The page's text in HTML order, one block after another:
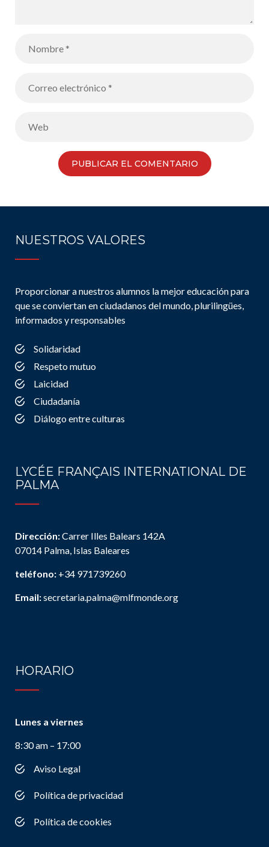
NUESTROS VALORES
Proporcionar a nuestros alumnos la mejor educación para
que se conviertan en ciudadanos del mundo, plurilingües,
informados y responsables
Solidaridad
Respeto mutuo
Laicidad
Ciudadanía
Diálogo entre culturas
LYCÉE FRANÇAIS INTERNATIONAL DE
PALMA
Dirección:Carrer Illes Balears 142A
07014 Palma, Islas Baleares
teléfono: +34 971739260
Email:secretaria.palma@mlfmonde.org
HORARIO
Lunes a viernes
8:30 am – 17:00
Aviso Legal
Política de privacidad
Política de cookies